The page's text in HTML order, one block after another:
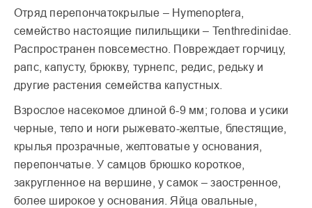
Отряд перепончатокрылые – Hymenoptera,
семейство настоящие пилильщики – Tenthredinidae.
Распространен повсеместно. Повреждает горчицу,
рапс, капусту, брюкву, турнепс, редис, редьку и
другие растения семейства капустных.
Взрослое насекомое длиной 6-9 мм; голова и усики
черные, тело и ноги рыжевато-желтые, блестящие,
крылья прозрачные, желтоватые у основания,
перепончатые. У самцов брюшко короткое,
закругленное на вершине, у самок – заостренное,
более широкое у основания. Яйца овальные,